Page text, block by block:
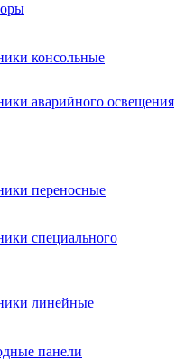
консольные
аварийного освещения
переносные
специального
линейные
панели